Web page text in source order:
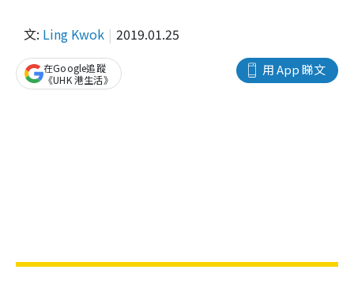
文: Ling Kwok 2019.01.25
用 App 睇文
在Google追蹤
《UHK 港生活》